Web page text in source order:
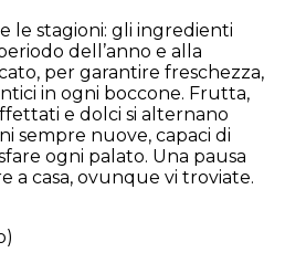
le stagioni: gli ingredienti
dell’anno e alla
per garantire freschezza,
in ogni boccone. Frutta,
e dolci si alternano
sempre nuove, capaci di
ogni palato. Una pausa
a casa, ovunque vi troviate.
)